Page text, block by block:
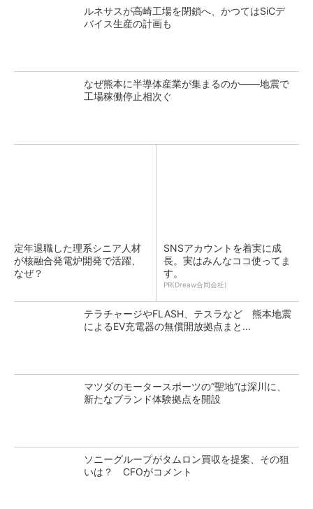
ルネサスが高崎工場を閉鎖へ、かつてはSiCデ
バイス生産の計画も
なぜ熊本に半導体産業が集まるのか――地震で
工場稼働停止相次ぐ
定年退職した理系シニア人材
が核融合発電炉開発で活躍、
なぜ？
SNSアカウントを着実に成
長。実はみんなココ使ってま
す。
PR(Dreaw合同会社)
テラチャージやFLASH、テスラなど 熊本地震
によるEV充電器の無償開放拠点まと...
マツダのモータースポーツの“聖地”は深川に、
新たなブランド体験拠点を開設
ソニーグループがタムロン買収を提案、その狙
いは？ CFOがコメント